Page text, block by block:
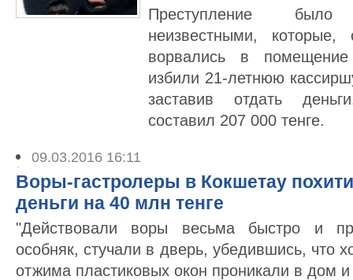
Преступление
неизвестными,
ворвались в помещение
избили 21-летнюю
заставив отдать
составил 207 000 тенге.
09.03.2016 16:11
Воры-гастролеры в Кокшетау
деньги на 40 млн тенге
"Действовали воры весьма быстро и
особняк, стучали в дверь, убедившись, что
отжима пластиковых окон проникали в дом